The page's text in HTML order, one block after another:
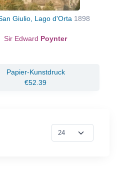
Giulio, Lago d'Orta 1898
Sir Edward Poynter
Papier-Kunstdruck
€52.39